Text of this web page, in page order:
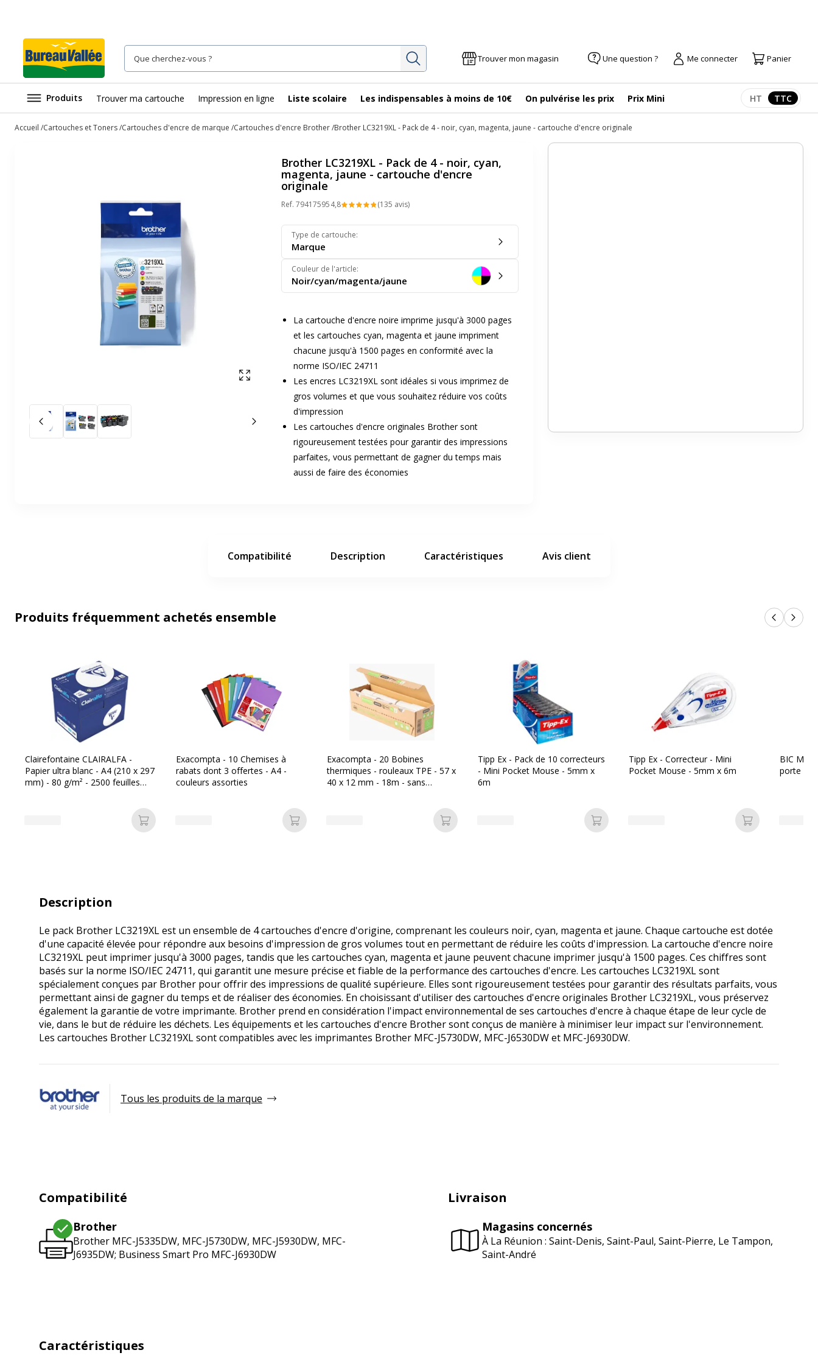
Rechercher Trouver mon magasin Une question ? Me connecter Panier
Produits Trouver ma cartouche Impression en ligne Liste scolaire Les indispensables à moins de 10€ On pulvérise les prix Prix Mini Afficher les
HT TTC
Accueil Cartouches et Toners Cartouches d'encre de marque Cartouches d'encre Brother Brother LC3219XL - Pack de 4 - noir, cyan, magenta, jaune - cartouche d'encre originale
Afficher en plein écran
Slide précédent Slide suivant
Brother LC3219XL - Pack de 4 - noir, cyan,
magenta, jaune - cartouche d'encre
originale
Ref. 794175954,8 (135 avis)
Type de cartouche:
Marque
Couleur de l'article:
Noir/cyan/magenta/jaune
La cartouche d'encre noire imprime jusqu'à 3000 pages
et les cartouches cyan, magenta et jaune impriment
chacune jusqu'à 1500 pages en conformité avec la
norme ISO/IEC 24711
Les encres LC3219XL sont idéales si vous imprimez de
gros volumes et que vous souhaitez réduire vos coûts
d'impression
Les cartouches d'encre originales Brother sont
rigoureusement testées pour garantir des impressions
parfaites, vous permettant de gagner du temps mais
aussi de faire des économies
Compatibilité Description Caractéristiques Avis client
Produits fréquemment achetés ensemble Produits
Clairefontaine CLAIRALFA -
Papier ultra blanc - A4 (210 x 297
mm) - 80 g/m² - 2500 feuilles
Ajouter au panier
Exacompta - 10 Chemises à
rabats dont 3 offertes - A4 -
couleurs assorties
Ajouter au panier
Exacompta - 20 Bobines
thermiques - rouleaux TPE - 57 x
40 x 12 mm - 18m - sans
Ajouter au panier
Tipp Ex - Pack de 10 correcteurs
- Mini Pocket Mouse - 5mm x
6m
Ajouter au panier
Tipp Ex - Correcteur - Mini
Pocket Mouse - 5mm x 6m
Ajouter au
BIC
porte
Description
Le pack Brother LC3219XL est un ensemble de 4 cartouches d'encre d'origine, comprenant les couleurs noir, cyan, magenta et jaune. Chaque cartouche est dotée
d'une capacité élevée pour répondre aux besoins d'impression de gros volumes tout en permettant de réduire les coûts d'impression. La cartouche d'encre noire
LC3219XL peut imprimer jusqu'à 3000 pages, tandis que les cartouches cyan, magenta et jaune peuvent chacune imprimer jusqu'à 1500 pages. Ces chiffres sont
basés sur la norme ISO/IEC 24711, qui garantit une mesure précise et fiable de la performance des cartouches d'encre. Les cartouches LC3219XL sont
spécialement conçues par Brother pour offrir des impressions de qualité supérieure. Elles sont rigoureusement testées pour garantir des résultats parfaits, vous
permettant ainsi de gagner du temps et de réaliser des économies. En choisissant d'utiliser des cartouches d'encre originales Brother LC3219XL, vous préservez
également la garantie de votre imprimante. Brother prend en considération l'impact environnemental de ses cartouches d'encre à chaque étape de leur cycle de
vie, dans le but de réduire les déchets. Les équipements et les cartouches d'encre Brother sont conçus de manière à minimiser leur impact sur l'environnement.
Les cartouches Brother LC3219XL sont compatibles avec les imprimantes Brother MFC-J5730DW, MFC-J6530DW et MFC-J6930DW.
Tous les produits de la marque
Compatibilité
Brother
Brother MFC-J5335DW, MFC-J5730DW, MFC-J5930DW, MFC-
J6935DW; Business Smart Pro MFC-J6930DW
Livraison
Magasins concernés
À La Réunion : Saint-Denis, Saint-Paul, Saint-Pierre, Le Tampon,
Saint-André
Caractéristiques